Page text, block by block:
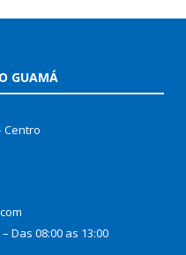
GUAMÁ
Centro
Das 08:00 as 13:00